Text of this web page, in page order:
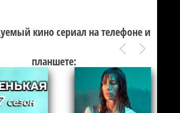
кино сериал на телефоне и
планшете: